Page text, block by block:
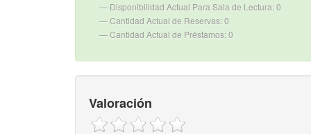
Disponibilidad Actual Para Sala de Lectura: 0
Cantidad Actual de Reservas: 0
Cantidad Actual de Préstamos: 0
Valoración